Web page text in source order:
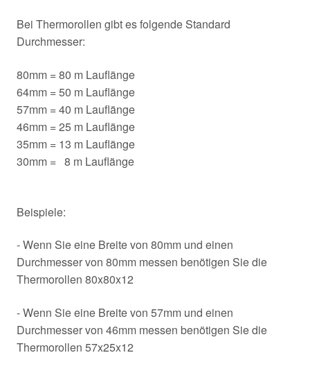
Bei Thermorollen gibt es folgende Standard
Durchmesser:
80mm = 80 m Lauflänge
64mm = 50 m Lauflänge
57mm = 40 m Lauflänge
46mm = 25 m Lauflänge
35mm = 13 m Lauflänge
30mm = 8 m Lauflänge
Beispiele:
- Wenn Sie eine Breite von 80mm und einen
Durchmesser von 80mm messen benötigen Sie die
Thermorollen 80x80x12
- Wenn Sie eine Breite von 57mm und einen
Durchmesser von 46mm messen benötigen Sie die
Thermorollen 57x25x12